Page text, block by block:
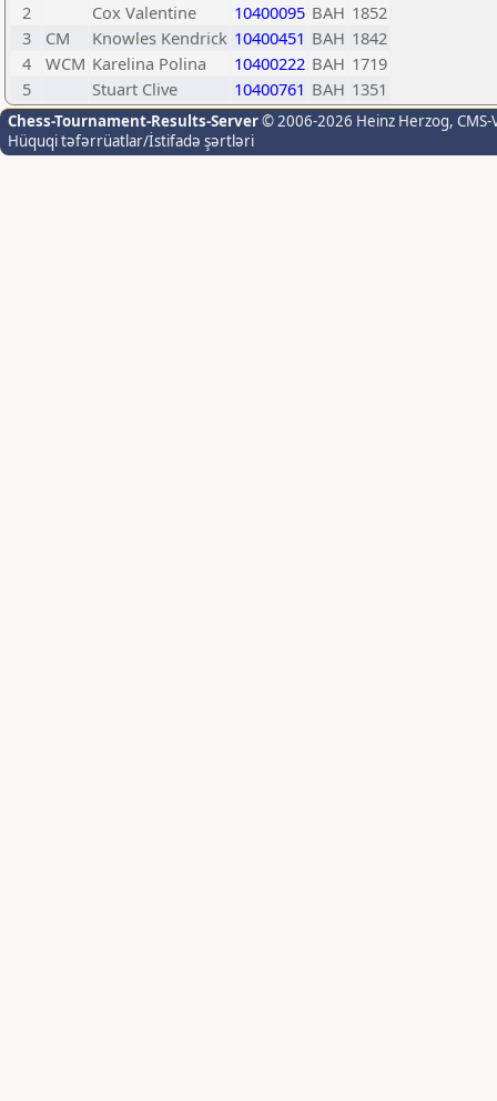
2
Cox Valentine 10400095 BAH 1852
3
CM Knowles Kendrick 10400451 BAH 1842
4
WCM Karelina Polina 10400222 BAH 1719
5
Stuart Clive 10400761 BAH 1351
Chess-Tournament-Results-Server© 2006-2026 Heinz Herzog,
Hüquqi təfərrüatlar/İstifadə şərtləri